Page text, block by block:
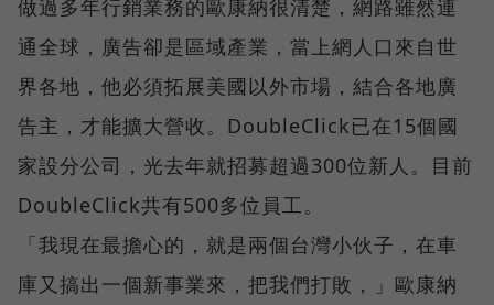
做過多年行銷業務的歐康納很清楚，網路雖然連
通全球，廣告卻是區域產業，當上網人口來自世
界各地，他必須拓展美國以外市場，結合各地廣
告主，才能擴大營收。DoubleClick已在15個國
家設分公司，光去年就招募超過300位新人。目前
DoubleClick共有500多位員工。
「我現在最擔心的，就是兩個台灣小伙子，在車
庫又搞出一個新事業來，把我們打敗，」歐康納